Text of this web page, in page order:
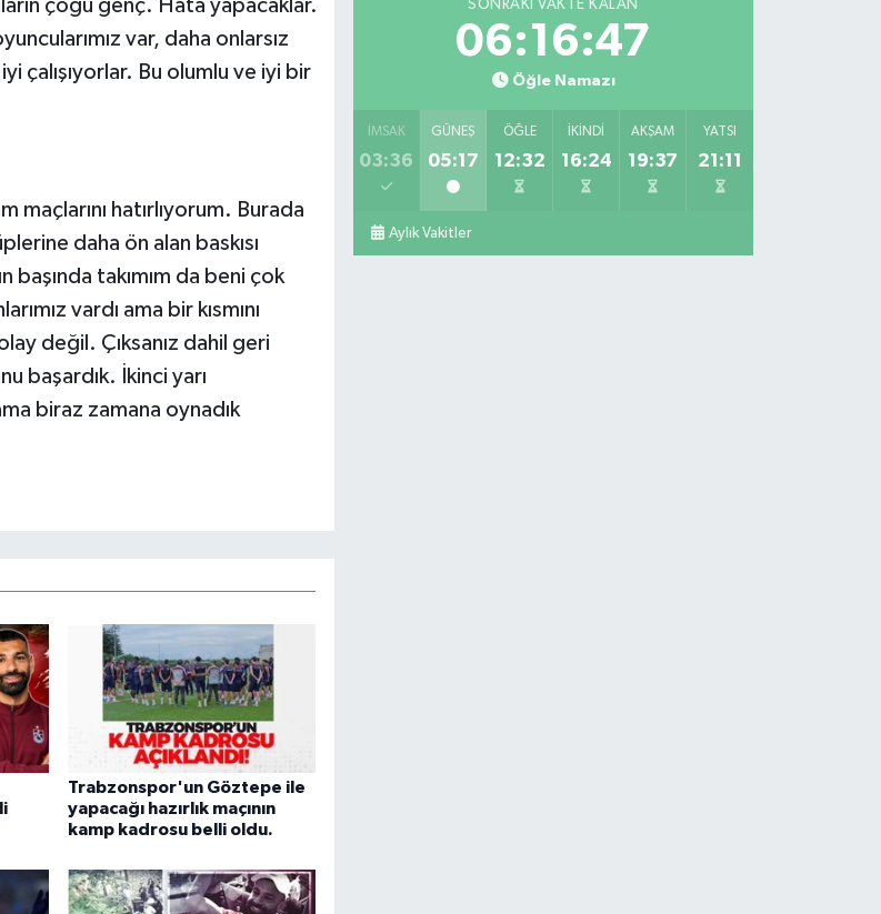
çoğu genç. Hata yapacaklar.
var, daha onlarsız
çalışıyorlar. Bu olumlu ve iyi bir
hatırlıyorum. Burada
daha ön alan baskısı
başında takımım da beni çok
vardı ama bir kısmını
değil. Çıksanız dahil geri
başardık. İkinci yarı
biraz zamana oynadık
Trabzonspor'un Göztepe ile
yapacağı hazırlık maçının
kamp kadrosu belli oldu.
SONRAKI VAKTE KALAN
06:16:46
Öğle Namazı
İMSAK
03:36
GÜNEŞ
05:17
ÖĞLE
12:32
İKINDI
16:24
AKŞAM
19:37
YATSI
21:11
Aylık Vakitler